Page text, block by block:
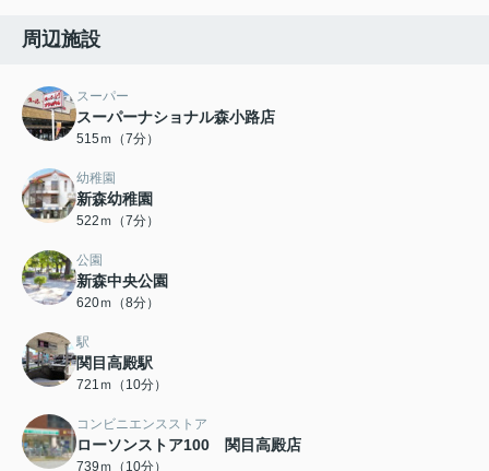
周辺施設
スーパー
スーパーナショナル森小路店
515ｍ（7分）
幼稚園
新森幼稚園
522ｍ（7分）
公園
新森中央公園
620ｍ（8分）
駅
関目高殿駅
721ｍ（10分）
コンビニエンスストア
ローソンストア100 関目高殿店
739ｍ（10分）